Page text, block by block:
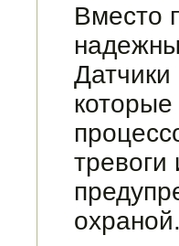
Вместо
тревоги
охраной.